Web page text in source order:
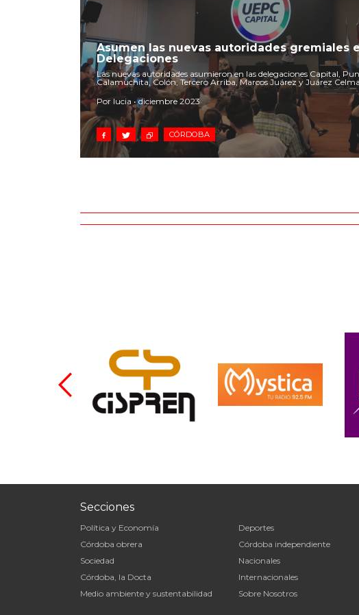
Asumen las nuevas autoridades gremiales
Delegaciones
Las nuevas autoridades asumieron en las delegaciones Capital,
Calamuchita, Colón, Tercero Arriba, Marcos Juárez y Juárez
Por lucia • diciembre 2023
CÓRDOBA
Secciones
Política y Economía
Córdoba obrera
Sociedad
Córdoba, la Docta
Medio ambiente y sustentabilidad
Deportes
Córdoba independiente
Nacionales
Internacionales
Sobre Nosotros